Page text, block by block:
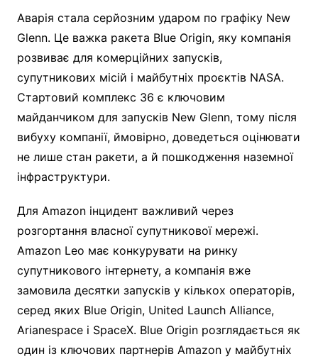
Аварія стала серйозним ударом по графіку New
Glenn. Це важка ракета Blue Origin, яку компанія
розвиває для комерційних запусків,
супутникових місій і майбутніх проєктів NASA.
Стартовий комплекс 36 є ключовим
майданчиком для запусків New Glenn, тому після
вибуху компанії, ймовірно, доведеться оцінювати
не лише стан ракети, а й пошкодження наземної
інфраструктури.
Для Amazon інцидент важливий через
розгортання власної супутникової мережі.
Amazon Leo має конкурувати на ринку
супутникового інтернету, а компанія вже
замовила десятки запусків у кількох операторів,
серед яких Blue Origin, United Launch Alliance,
Arianespace і SpaceX. Blue Origin розглядається як
один із ключових партнерів Amazon у майбутніх